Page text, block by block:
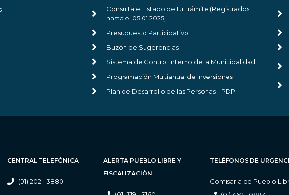
Consulta el Estado de tu Trámite (Registrados
hasta el 05.01.2025)
Presupuesto Participativo
Buzón de Sugerencias
Sistema de Control Interno de la Municipalidad
Programación Multianual de Inversiones
Plan de Desarrollo de las Personas - PDP
CENTRAL TELEFÓNICA
(01) 202 - 3880
ALERTA PUEBLO LIBRE Y
FISCALIZACIÓN
TELÉFONOS DE
Comisaria de Pueblo